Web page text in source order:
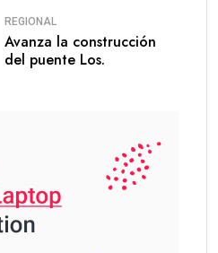
REGIONAL
Avanza la construcción
del puente Los.